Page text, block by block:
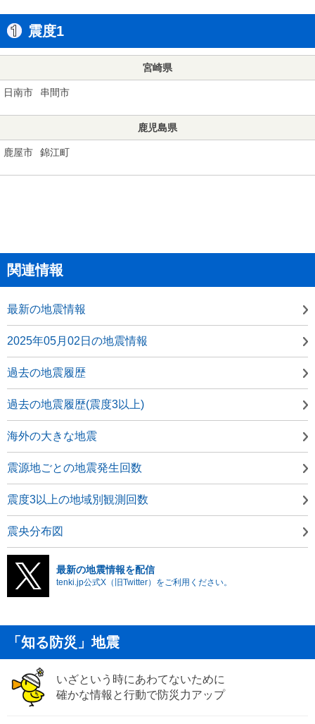
震度1
宮崎県
日南市 串間市
鹿児島県
鹿屋市 錦江町
関連情報
最新の地震情報
2025年05月02日の地震情報
過去の地震履歴
過去の地震履歴(震度3以上)
海外の大きな地震
震源地ごとの地震発生回数
震度3以上の地域別観測回数
震央分布図
最新の地震情報を配信
tenki.jp公式X（旧Twitter）をご利用ください。
「知る防災」地震
いざという時にあわてないために
確かな情報と行動で防災力アップ